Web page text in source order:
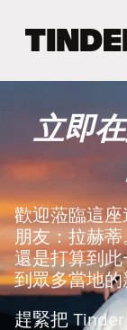
立即
歡迎蒞臨這
朋友：拉赫
還是打算到
到眾多當地的
趕緊把